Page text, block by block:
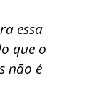
essa
que o
não é